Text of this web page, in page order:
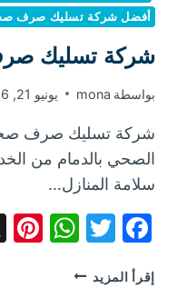
أفضل شركة تسليك صرف
شركة تسليك
بواسطة mona يونيو 21, 2026
شركة تسليك صرف
الصحي بالدمام من
سلامة المنازل…
إقرأ المزيد شركة